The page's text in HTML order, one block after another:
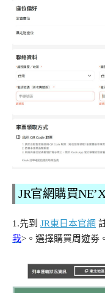
JR官網購買
1.先到 JR東日本官網
我>。選擇購買周遊劵。